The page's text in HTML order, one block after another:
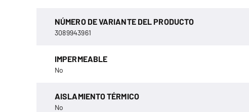
NÚMERO DE VARIANTE DEL PRODUCTO
3089943961
IMPERMEABLE
No
AISLAMIENTO TÉRMICO
No